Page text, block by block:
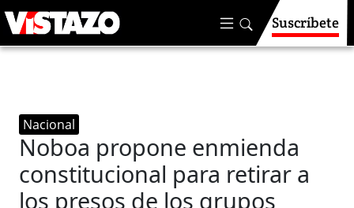
Suscríbete
Nacional
Noboa propone enmienda
constitucional para retirar a
los presos de los grupos